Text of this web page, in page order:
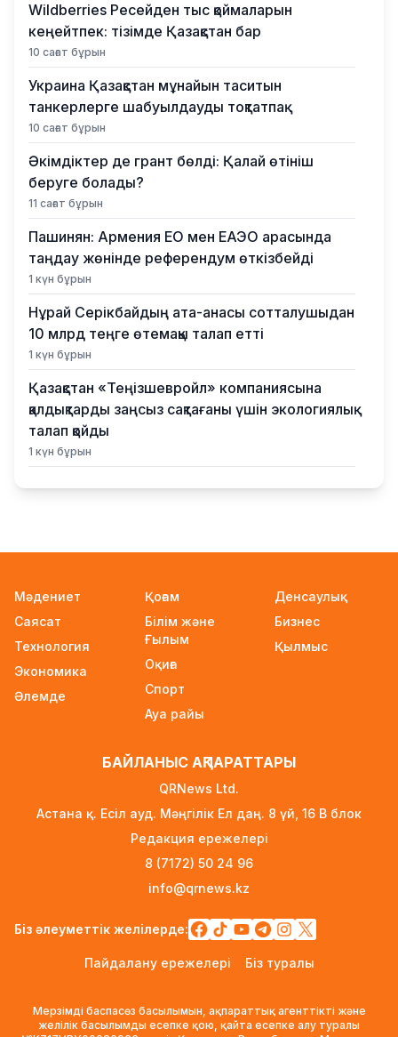
Wildberries Ресейден тыс қоймаларын
кеңейтпек: тізімде Қазақстан бар
10 сағат бұрын
Украина Қазақстан мұнайын таситын
танкерлерге шабуылдауды тоқтатпақ
10 сағат бұрын
Әкімдіктер де грант бөлді: Қалай өтініш
беруге болады?
11 сағат бұрын
Пашинян: Армения ЕО мен ЕАЭО арасында
таңдау жөнінде референдум өткізбейді
1 күн бұрын
Нұрай Серікбайдың ата-анасы сотталушыдан
10 млрд теңге өтемақы талап етті
1 күн бұрын
Қазақстан «Теңізшевройл» компаниясына
қалдықтарды заңсыз сақтағаны үшін экологиялық
талап қойды
1 күн бұрын
Жүлде қоры 10,5 миллион теңге: Алматыда
білім гранттары иегерлерінің тізімі
жарияланды
1 күн бұрын
Ауылға көшетін IT-мамандар мен
архивистерге 10,8 млн теңгеге дейін тұрғын
үй несиесі берілуі мүмкін
Футболдан Қазақстан құрамасына жаңа бас
1 күн бұрын
«Қазақтелекомның» екі қызметкері жұмыс
кезінде қаза тапты
Трамп АҚШ-та туғандарға автоматты түрде
Қыркүйектен бастап көлік әкелуге қойылатын
Мәдениет
Саясат
Технология
Экономика
Әлемде
Қоғам
Білім және
Ғылым
Оқиға
Спорт
Ауа райы
Денсаулық
Бизнес
Қылмыс
БАЙЛАНЫС АҚПАРАТТАРЫ
QRNews Ltd.
Астана қ. Есіл ауд. Мәңгілік Ел даң. 8 үй, 16 B блок
Редакция ережелері
8 (7172) 50 24 96
info@qrnews.kz
Біз әлеуметтік желілерде:
Пайдалану ережелері Біз туралы
Мерзімді баспасөз басылымын, ақпараттық агенттікті және
желілік басылымды есепке қою, қайта есепке алу туралы